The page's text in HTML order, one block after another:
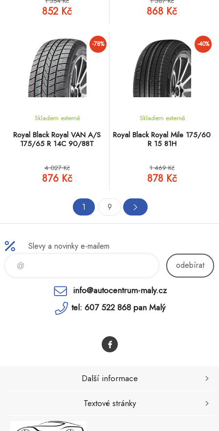
852 Kč 868 Kč
-78%
Royal Black Royal VAN A/S
175/65 R 14C 90/88T
Skladem externě
4 027 Kč
876 Kč
-40%
Royal Black Royal Mile 175/60
R 15 81H
Skladem externě
1 469 Kč
878 Kč
1 9
Slevy a novinky e-mailem
odebírat
info@autocentrum-maly.cz
tel: 607 522 868 pan Malý
Další informace
Textové stránky